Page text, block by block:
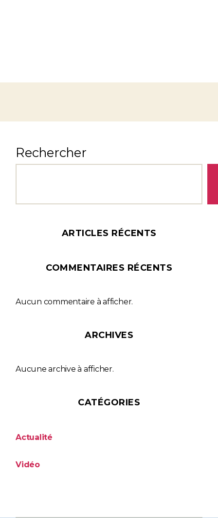
Rechercher
ARTICLES RÉCENTS
COMMENTAIRES RÉCENTS
Aucun commentaire à afficher.
ARCHIVES
Aucune archive à afficher.
CATÉGORIES
Actualité
Vidéo